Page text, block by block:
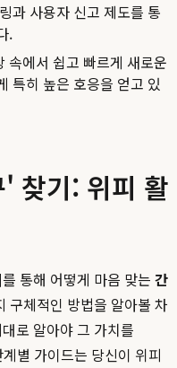
과 사용자 신고 제도를 통
.
속에서 쉽고 빠르게 새로운
특히 높은 호응을 얻고 있
찾기: 위피 활
를 통해 어떻게 마음 맞는 간
구체적인 방법을 알아볼 차
로 알아야 그 가치를
별 가이드는 당신이 위피